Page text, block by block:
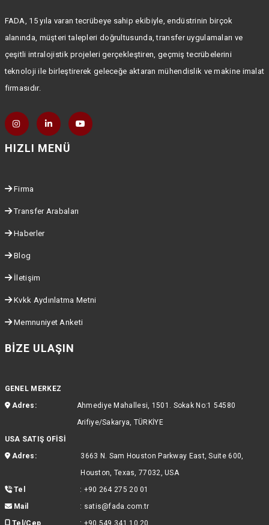
FADA, 15 yıla varan tecrübeye sahip ekibiyle, endüstrinin birçok
alanında, müşteri talepleri doğrultusunda, transfer uygulamaları ve
çeşitli intralojistik projeleri gerçekleştiren, geçmiş tecrübelerini
teknoloji ile birleştirerek geleceğe aktaran mühendislik ve makine imalat
firmasıdır.
HIZLI MENÜ
Firma
Transfer Arabaları
Haberler
Blog
İletişim
Kvkk Aydınlatma Metni
Memnuniyet Anketi
BIZE ULAŞIN
GENEL MERKEZ
Adres:
Ahmediye Mahallesi, 1501. Sokak No:1 54580
Arifiye/Sakarya, TÜRKİYE
USA SATIŞ OFİSİ
Adres:
3663 N. Sam Houston Parkway East, Suite 600,
Houston, Texas, 77032, USA
Tel
: +90 264 275 20 01
Mail
: satis@fada.com.tr
Tel/Cep
: +90 549 341 10 20